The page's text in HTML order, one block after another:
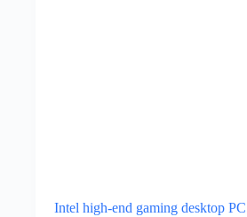
Intel high-end gaming desktop